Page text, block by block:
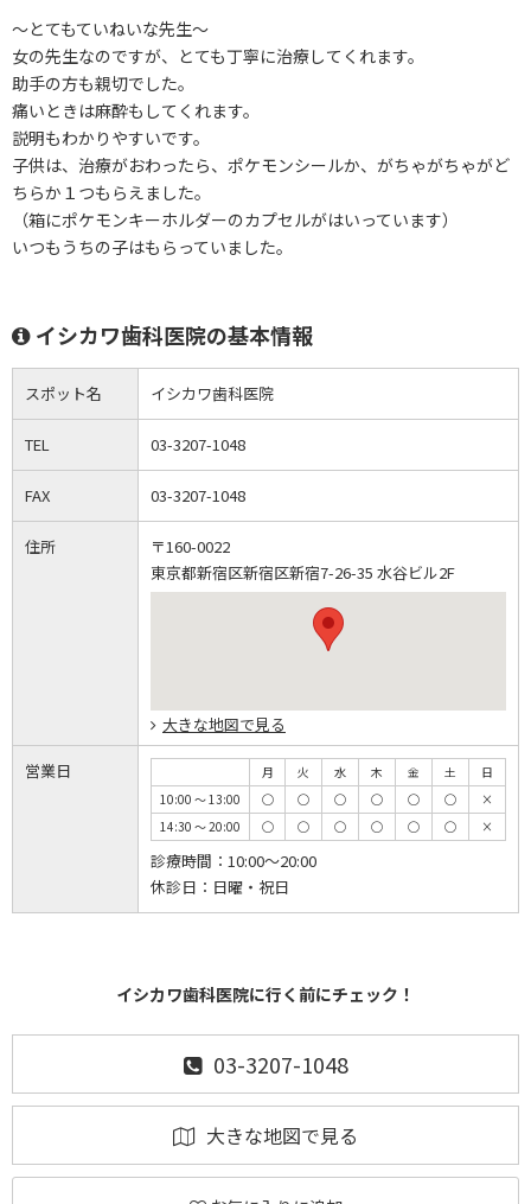
～とてもていねいな先生～
女の先生なのですが、とても丁寧に治療してくれます。
助手の方も親切でした。
痛いときは麻酔もしてくれます。
説明もわかりやすいです。
子供は、治療がおわったら、ポケモンシールか、がちゃがちゃがど
ちらか１つもらえました。
（箱にポケモンキーホルダーのカプセルがはいっています）
いつもうちの子はもらっていました。
イシカワ歯科医院の基本情報
スポット名 イシカワ歯科医院
TEL 03-3207-1048
FAX 03-3207-1048
住所
〒160-0022
東京都新宿区新宿区新宿7-26-35 水谷ビル2F
大きな地図で見る
営業日 月 火 水 木 金 土
日
10:00 ～ 13:00
◯ ◯ ◯ ◯ ◯ ◯
×
14:30 ～ 20:00
◯ ◯ ◯ ◯ ◯ ◯ ×
診療時間： 10:00～20:00
休診日： 日曜・祝日
イシカワ歯科医院に行く前にチェック！
03-3207-1048
大きな地図で見る